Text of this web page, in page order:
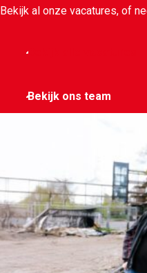
Bekijk al onze vacatures, of
Bekijk alle vacatures
Bekijk ons team